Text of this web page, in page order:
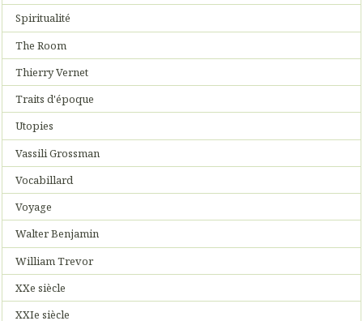
Spiritualité
The Room
Thierry Vernet
Traits d'époque
Utopies
Vassili Grossman
Vocabillard
Voyage
Walter Benjamin
William Trevor
XXe siècle
XXIe siècle